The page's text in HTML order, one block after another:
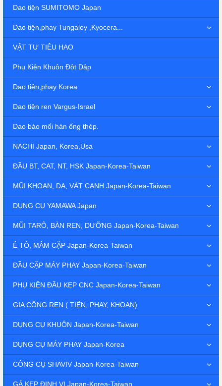
Dao tiện SUMITOMO Japan
Dao tiện,phay Tungaloy ,Kyocera...
VẬT TƯ TIÊU HAO
Phụ Kiện Khuôn Đột Dập
Dao tiện,phay Korea
Dao tiện ren Vargus-Israel
Dao bào mối hàn ống thép.
NACHI Japan, Korea,Usa
ĐẦU BT, CAT, NT, HSK Japan-Korea-Taiwan
MŨI KHOAN, DA, VÁT CẠNH Japan-Korea-Taiwan
DỤNG CỤ YAMAWA Japan
MŨI TARÔ, BÀN REN, DƯỠNG Japan-Korea-Taiwan
Ê TÔ, MÂM CẶP Japan-Korea-Taiwan
ĐẦU CẶP MÁY PHAY Japan-Korea-Taiwan
PHỤ KIỆN ĐẦU KẸP CNC Japan-Korea-Taiwan
GIA CÔNG REN ( TIỆN, PHAY, KHOAN)
DỤNG CỤ KHUÔN Japan-Korea-Taiwan
DỤNG CỤ MÁY PHAY Japan-Korea
CÔNG CỤ SHAVIV Japan-Korea-Taiwan
GÁ KẸP ĐỊNH VỊ Japan-Korea-Taiwan